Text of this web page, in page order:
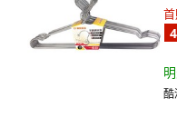
酷